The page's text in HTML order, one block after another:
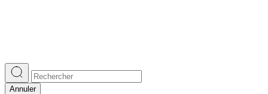
Annuler